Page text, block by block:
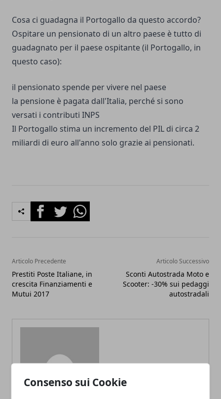
Consenso sui Cookie
Cosa ci guadagna il Portogallo da questo accordo?
Ospitare un pensionato di un altro paese è tutto di
guadagnato per il paese ospitante (il Portogallo, in
questo caso):
il pensionato spende per vivere nel paese
la pensione è pagata dall'Italia, perché si sono
versati i contributi INPS
Il Portogallo stima un incremento del PIL di circa 2
miliardi di euro all'anno solo grazie ai pensionati.
FacebookTwitterWhatsapp
Articolo Precedente
Prestiti Poste Italiane, in
crescita Finanziamenti e
Mutui 2017
Articolo Successivo
Sconti Autostrada Moto e
Scooter: -30% sui pedaggi
autostradali